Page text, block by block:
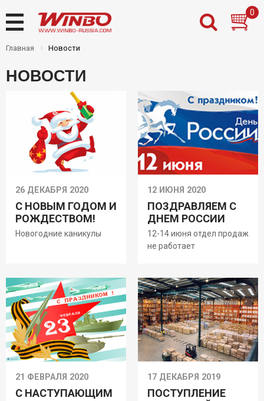
Назад
Товары на складе
Новинки
Распродажа
PDF каталоги Winbo
Назад
Назад
Частным клиентам
Доставка
Оплата
Установочный центр
Инструкции
Назад
Где купить
0
Главная Новости
НОВОСТИ
26 ДЕКАБРЯ 2020
С НОВЫМ ГОДОМ И
РОЖДЕСТВОМ!
Новогодние каникулы
12 ИЮНЯ 2020
ПОЗДРАВЛЯЕМ С
ДНЕМ РОССИИ
12-14 июня отдел продаж
не работает
21 ФЕВРАЛЯ 2020
С НАСТУПАЮЩИМ
17 ДЕКАБРЯ 2019
ПОСТУПЛЕНИЕ